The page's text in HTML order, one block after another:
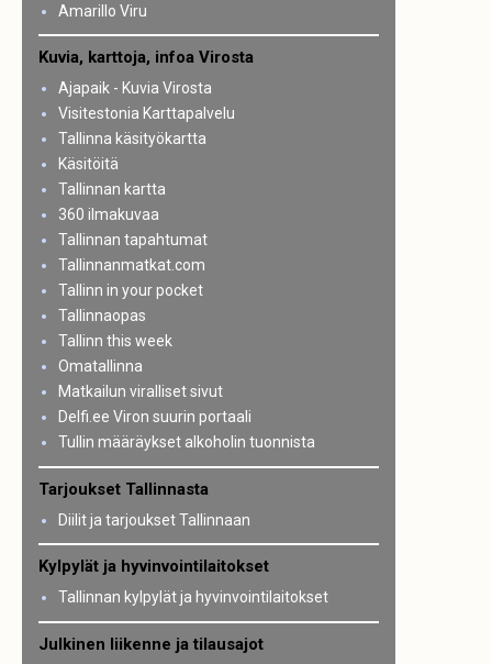
Amarillo Viru
Kuvia, karttoja, infoa Virosta
Ajapaik - Kuvia Virosta
Visitestonia Karttapalvelu
Tallinna käsityökartta
Käsitöitä
Tallinnan kartta
360 ilmakuvaa
Tallinnan tapahtumat
Tallinnanmatkat.com
Tallinn in your pocket
Tallinnaopas
Tallinn this week
Omatallinna
Matkailun viralliset sivut
Delfi.ee Viron suurin portaali
Tullin määräykset alkoholin tuonnista
Tarjoukset Tallinnasta
Diilit ja tarjoukset Tallinnaan
Kylpylät ja hyvinvointilaitokset
Tallinnan kylpylät ja hyvinvointilaitokset
Julkinen liikenne ja tilausajot